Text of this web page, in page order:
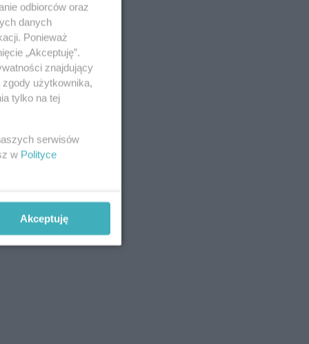
odbiorców oraz
danych
Ponieważ
„Akceptuję”.
znajdujący
użytkownika,
tylko na tej
serwisów
w Polityce
Akceptuję